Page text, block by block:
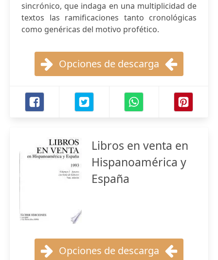
sincrónico, que indaga en una multiplicidad de
textos las ramificaciones tanto cronológicas
como genéricas del motivo profético.
Opciones de descarga
Libros en venta en
Hispanoamérica y
España
Opciones de descarga